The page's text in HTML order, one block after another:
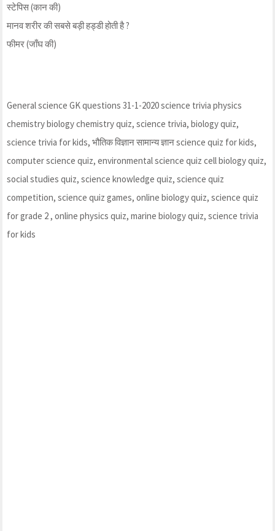
स्टेपिस (कान की)
मानव शरीर की सबसे बड़ी हड्डी होती है ?
फीमर (जाँघ की)
General science GK questions 31-1-2020 science trivia physics
chemistry biology chemistry quiz, science trivia, biology quiz,
science trivia for kids, भौतिक विज्ञान सामान्य ज्ञान science quiz for kids,
computer science quiz, environmental science quiz cell biology quiz,
social studies quiz, science knowledge quiz, science quiz
competition, science quiz games, online biology quiz, science quiz
for grade 2 , online physics quiz, marine biology quiz, science trivia
for kids